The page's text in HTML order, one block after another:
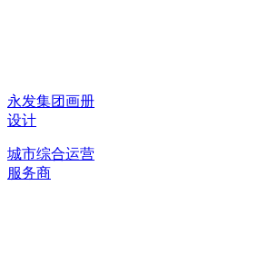
永发集团画册
设计
城市综合运营
服务商